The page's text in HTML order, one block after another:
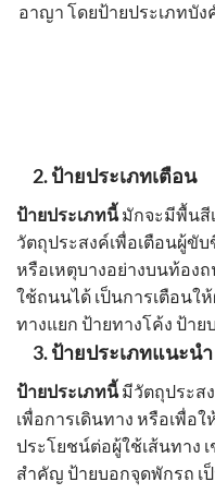
อาญา โดยป้ายประเภทบัง
2.ป้ายประเภทเตือน
ป้ายประเภทนี้มักจะมีพื้นสี
วัตถุประสงค์เพื่อเตือนผู้ขั
หรือเหตุบางอย่างบนท้อง
ใช้ถนนได้ เป็นการเตือนใ
ทางแยก ป้ายทางโค้ง ป้า
3.ป้ายประเภทแนะนำ
ป้ายประเภทนี้มีวัตถุประส
เพื่อการเดินทาง หรือเพื่อ
ประโยชน์ต่อผู้ใช้เส้นทาง
สำคัญ ป้ายบอกจุดพักรถ เ